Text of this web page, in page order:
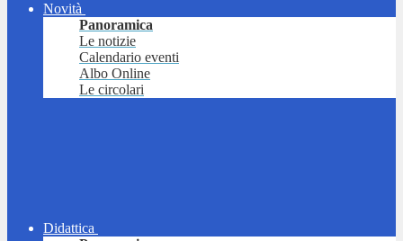
Novità
Panoramica
Le notizie
Calendario eventi
Albo Online
Le circolari
Didattica